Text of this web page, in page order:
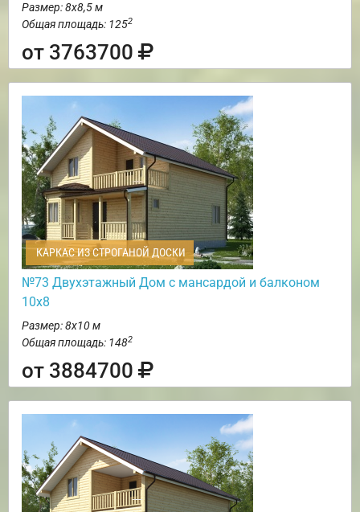
Размер: 8х8,5 м
Общая площадь: 1252
от 3763700
КАРКАС ИЗ СТРОГАНОЙ ДОСКИ
№73 Двухэтажный Дом с мансардой и балконом
10х8
Размер: 8х10 м
Общая площадь: 1482
от 3884700